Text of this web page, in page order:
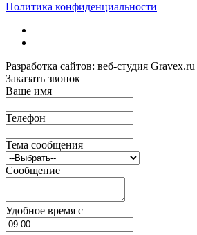
Политика конфиденциальности
Разработка сайтов: веб-студия Gravex.ru
Заказать звонок
Ваше имя
Телефон
Тема сообщения
Сообщение
Удобное время c